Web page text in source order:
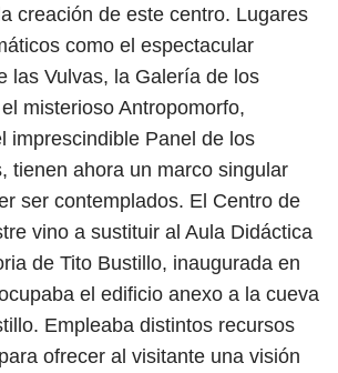
creación de este centro. Lugares
como el espectacular
las Vulvas, la Galería de los
misterioso Antropomorfo,
imprescindible Panel de los
tienen ahora un marco singular
ser contemplados. El Centro de
vino a sustituir al Aula Didáctica
de Tito Bustillo, inaugurada en
el edificio anexo a la cueva
Empleaba distintos recursos
ofrecer al visitante una visión